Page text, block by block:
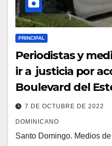
PRINCIPAL
Periodistas y
ir a justicia por
Boulevard del
7 DE OCTUBRE DE 2022
DOMINICANO
Santo Domingo. Medios